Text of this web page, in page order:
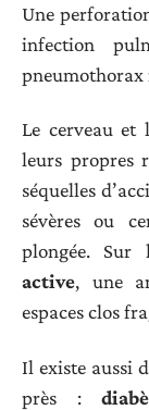
Une
infection
pneumothorax
Le cerveau et
leurs propres
séquelles
sévères ou
plongée. Sur
active, une
espaces clos
Il existe aussi
près :